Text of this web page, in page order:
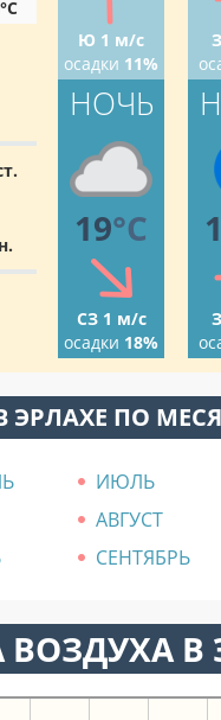
Ю 1 м/с
осадки 11%
НОЧЬ
19°C
СЗ 1 м/с
осадки 18%
ЭРЛАХЕ ПО
ИЮЛЬ
АВГУСТ
СЕНТЯБРЬ
В